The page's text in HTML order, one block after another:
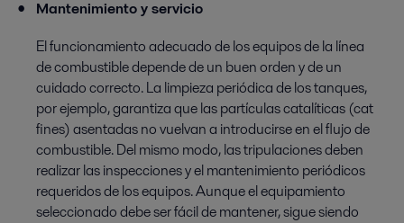
Mantenimiento y servicio
El funcionamiento adecuado de los equipos de la línea
de combustible depende de un buen orden y de un
cuidado correcto. La limpieza periódica de los tanques,
por ejemplo, garantiza que las partículas catalíticas (cat
fines) asentadas no vuelvan a introducirse en el flujo de
combustible. Del mismo modo, las tripulaciones deben
realizar las inspecciones y el mantenimiento periódicos
requeridos de los equipos. Aunque el equipamiento
seleccionado debe ser fácil de mantener, sigue siendo